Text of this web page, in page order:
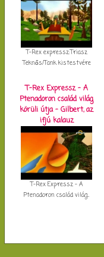
T-Rex expressz:Triasz
Teknős/Tank kistestvére
T-Rex Expressz - A
Ptenadoron család világ
körüli útja - Gilbert, az
ifjú kalauz
T-Rex Expressz - A
Ptenadoron család világ...